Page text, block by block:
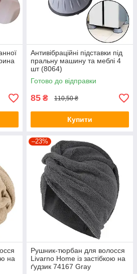
Антивібраційні підставки під
пральну машину та меблі 4
шт (8064)
Готово до відправки
85 ₴ 110,50 ₴
Купити
на
–23%
Рушник-тюрбан для волосся
Livarno Home із застібкою на
ґудзик 74167 Gray